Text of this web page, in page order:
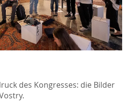
des Kongresses: die Bilder